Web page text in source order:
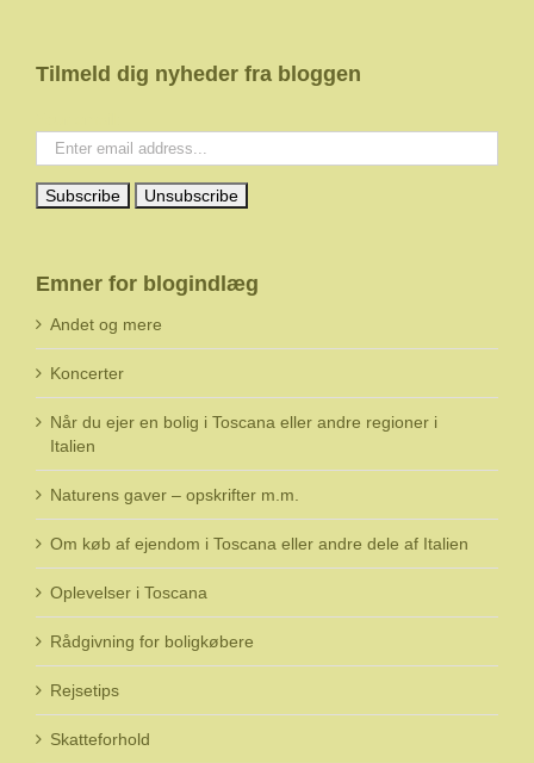
Tilmeld dig nyheder fra bloggen
Emner for blogindlæg
Andet og mere
Koncerter
Når du ejer en bolig i Toscana eller andre regioner i
Italien
Naturens gaver – opskrifter m.m.
Om køb af ejendom i Toscana eller andre dele af Italien
Oplevelser i Toscana
Rådgivning for boligkøbere
Rejsetips
Skatteforhold